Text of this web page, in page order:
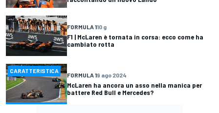
FORMULA 110 g
F1 | McLaren è tornata in corsa: ecco come ha
cambiato rotta
CARATTERISTICA
FORMULA 19 ago 2024
McLaren ha ancora un asso nella manica per
battere Red Bull e Mercedes?